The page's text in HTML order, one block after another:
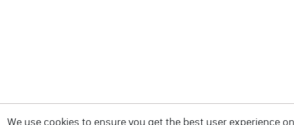
We use cookies to ensure you get the best user experience